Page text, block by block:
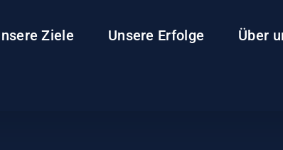
Ziele Unsere Erfolge Über